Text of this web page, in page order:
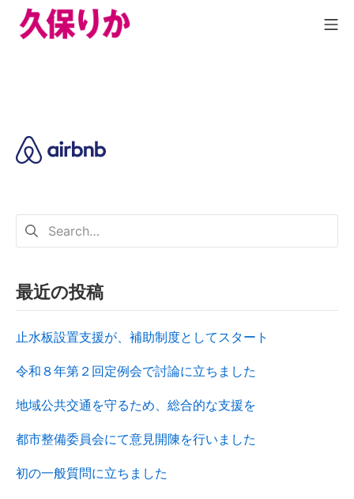
最近の投稿
止水板設置支援が、補助制度としてスタート
令和８年第２回定例会で討論に立ちました
地域公共交通を守るため、総合的な支援を
都市整備委員会にて意見開陳を行いました
初の一般質問に立ちました